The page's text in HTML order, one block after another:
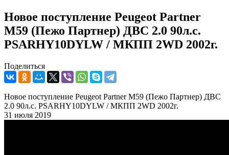
Новое поступление Peugeot Partner
M59 (Пежо Партнер) ДВС 2.0 90л.с.
PSARHY10DYLW / МКПП 2WD 2002г.
Поделиться
Новое поступление Peugeot Partner M59 (Пежо Партнер) ДВС
2.0 90л.с. PSARHY10DYLW / МКПП 2WD 2002г.
31 июля 2019